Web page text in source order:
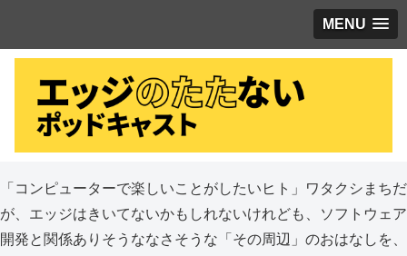
MENU
「コンピューターで楽しいことがしたいヒト」ワタクシまちだ
が、エッジはきいてないかもしれないけれども、ソフトウェア
開発と関係ありそうななさそうな「その周辺」のおはなしを、